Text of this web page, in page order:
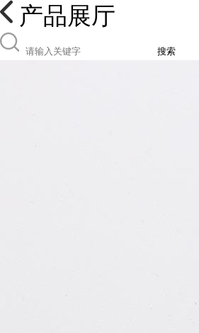
产品展厅
搜索